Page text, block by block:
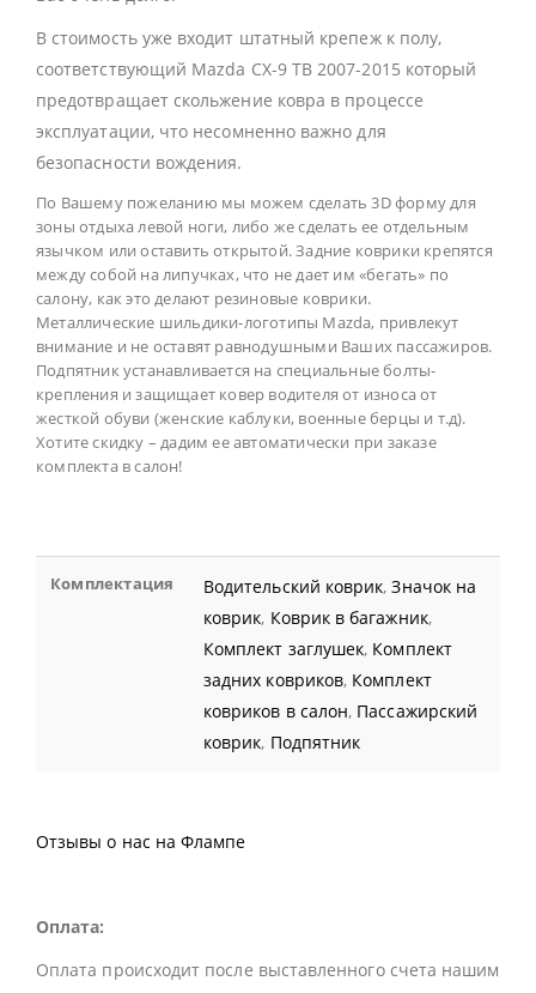
В стоимость уже входит штатный крепеж к полу,
соответствующий Mazda CX-9 TB 2007-2015 который
предотвращает скольжение ковра в процессе
эксплуатации, что несомненно важно для
безопасности вождения.
По Вашему пожеланию мы можем сделать 3D форму для
зоны отдыха левой ноги, либо же сделать ее отдельным
язычком или оставить открытой. Задние коврики крепятся
между собой на липучках, что не дает им «бегать» по
салону, как это делают резиновые коврики.
Металлические шильдики-логотипы Mazda, привлекут
внимание и не оставят равнодушными Ваших пассажиров.
Подпятник устанавливается на специальные болты-
крепления и защищает ковер водителя от износа от
жесткой обуви (женские каблуки, военные берцы и т.д).
Хотите скидку – дадим ее автоматически при заказе
комплекта в салон!
Комплектация Водительский коврик,Значок на
коврик, Коврик в багажник,
Комплект заглушек, Комплект
задних ковриков, Комплект
ковриков в салон, Пассажирский
коврик, Подпятник
Отзывы о нас на Флампе
Оплата:
Оплата происходит после выставленного счета нашим